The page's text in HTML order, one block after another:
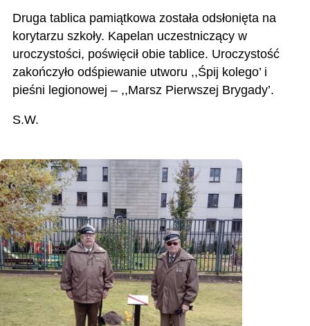
Druga tablica pamiątkowa została odsłonięta na
korytarzu szkoły. Kapelan uczestniczący w
uroczystości, poświęcił obie tablice. Uroczystość
zakończyło odśpiewanie utworu ,,Śpij kolego’ i
pieśni legionowej – ,,Marsz Pierwszej Brygady’.
S.W.